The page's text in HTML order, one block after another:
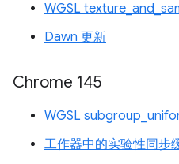
WGSL
Dawn 更新
Chrome 145
WGSL
工作器中的实验性同步